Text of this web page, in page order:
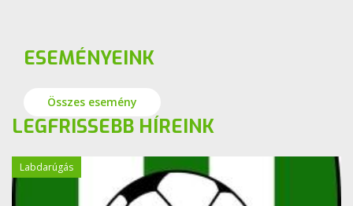
ESEMÉNYEINK
Összes esemény
LEGFRISSEBB HÍREINK
Labdarúgás